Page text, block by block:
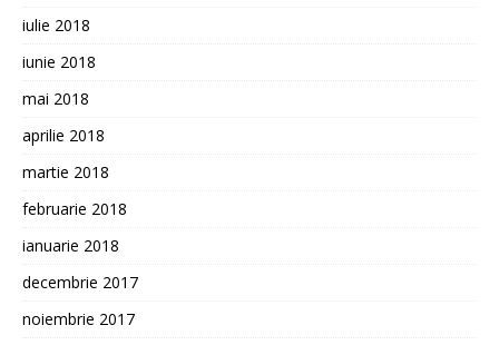
iulie 2018
iunie 2018
mai 2018
aprilie 2018
martie 2018
februarie 2018
ianuarie 2018
decembrie 2017
noiembrie 2017